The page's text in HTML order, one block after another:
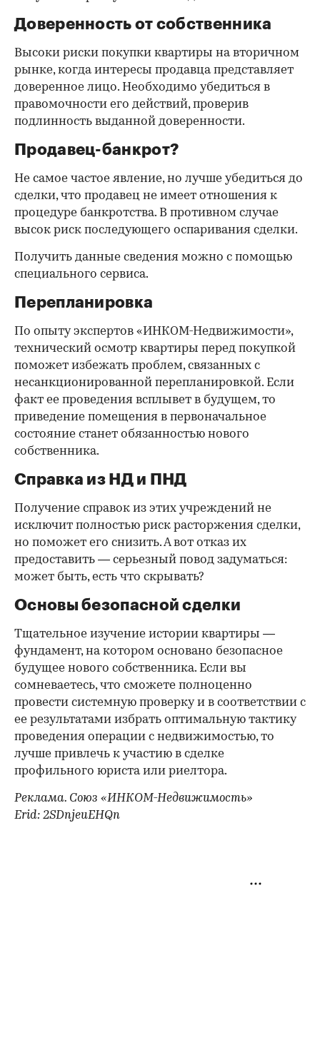
Доверенность от собственника
Высоки риски покупки квартиры на вторичном
рынке, когда интересы продавца представляет
доверенное лицо. Необходимо убедиться в
правомочности его действий, проверив
подлинность выданной доверенности.
Продавец-банкрот?
Не самое частое явление, но лучше убедиться до
сделки, что продавец не имеет отношения к
процедуре банкротства. В противном случае
высок риск последующего оспаривания сделки.
Получить данные сведения можно с помощью
специального сервиса.
Перепланировка
По опыту экспертов «ИНКОМ-Недвижимости»,
технический осмотр квартиры перед покупкой
поможет избежать проблем, связанных с
несанкционированной перепланировкой. Если
факт ее проведения всплывет в будущем, то
приведение помещения в первоначальное
состояние станет обязанностью нового
собственника.
Справка из НД и ПНД
Получение справок из этих учреждений не
исключит полностью риск расторжения сделки,
но поможет его снизить. А вот отказ их
предоставить — серьезный повод задуматься:
может быть, есть что скрывать?
Основы безопасной сделки
Тщательное изучение истории квартиры —
фундамент, на котором основано безопасное
будущее нового собственника. Если вы
сомневаетесь, что сможете полноценно
провести системную проверку и в соответствии с
ее результатами избрать оптимальную тактику
проведения операции с недвижимостью, то
лучше привлечь к участию в сделке
профильного юриста или риелтора.
Реклама. Союз «ИНКОМ-Недвижимость»
Erid: 2SDnjeuEHQn